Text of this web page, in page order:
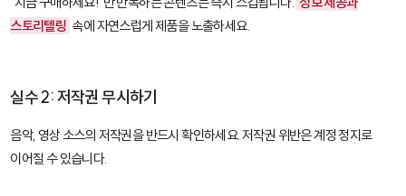
스토리텔링 속에 자연스럽게 제품을 노출하세요.
실수 2: 저작권 무시하기
음악, 영상 소스의 저작권을 반드시 확인하세요. 저작권 위반은 계정 정지로
이어질 수 있습니다.